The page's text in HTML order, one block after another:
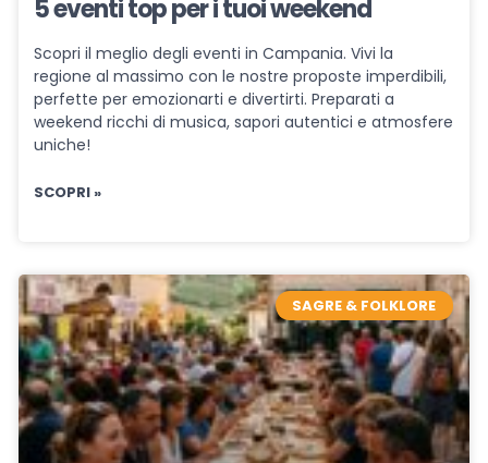
5 eventi top per i tuoi weekend
Scopri il meglio degli eventi in Campania. Vivi la
regione al massimo con le nostre proposte imperdibili,
perfette per emozionarti e divertirti. Preparati a
weekend ricchi di musica, sapori autentici e atmosfere
uniche!
SCOPRI »
SAGRE & FOLKLORE